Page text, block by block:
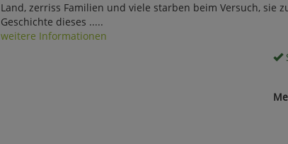
Land, zerriss Familien und viele starben beim Versuch, sie
Geschichte dieses .....
weitere Informationen